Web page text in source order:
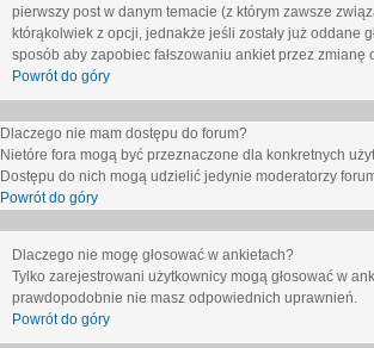
pierwszy post w danym temacie (z którym zawsze
którąkolwiek z opcji, jednakże jeśli zostały już oddane
sposób aby zapobiec fałszowaniu ankiet przez zmianę
Powrót do góry
Dlaczego nie mam dostępu do forum?
Nietóre fora mogą być przeznaczone dla konkretnych
Dostępu do nich mogą udzielić jedynie moderatorzy
Powrót do góry
Dlaczego nie mogę głosować w ankietach?
Tylko zarejestrowani użytkownicy mogą głosować w
prawdopodobnie nie masz odpowiednich uprawnień.
Powrót do góry